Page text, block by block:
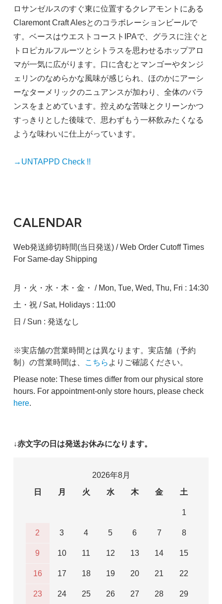
ロサンゼルスのすぐ東に位置するクレアモントにある
Claremont Craft Alesとのコラボレーションビールで
す。ベースはウエストコーストIPAで、グラスに注ぐと
トロピカルフルーツとシトラスを思わせるホップアロ
マが一気に広がります。口に含むとマンゴーやタンジ
ェリンのなめらかな風味が感じられ、ほのかにアーシ
ーなターメリックのニュアンスが加わり、全体のバラ
ンスをまとめています。控えめな苦味とクリーンかつ
すっきりとした後味で、思わずもう一杯飲みたくなる
ような味わいに仕上がっています。
→UNTAPPD Check !!
CALENDAR
Web発送締切時間(当日発送) / Web Order Cutoff Times
For Same-day Shipping
月・火・水・木・金・ / Mon, Tue, Wed, Thu, Fri : 14:30
土・祝 / Sat, Holidays : 11:00
日 / Sun : 発送なし
※実店舗の営業時間とは異なります。実店舗（予約
制）の営業時間は、
こちら よりご確認ください。
Please note: These times differ from our physical store
hours. For appointment-only store hours, please check
here.
↓赤文字の日は発送お休みになります。
2026年8月
日
月 火 水 木 金 土
1
2 3 4 5 6 7 8
9 10 11 12 13 14 15
16 17 18 19 20 21 22
23 24 25 26 27 28 29